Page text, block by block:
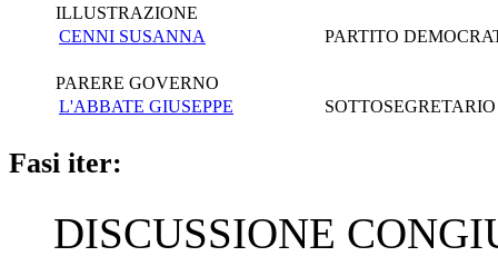
ILLUSTRAZIONE
CENNI SUSANNA
PARTITO
PARERE GOVERNO
L'ABBATE GIUSEPPE
Fasi iter:
DISCUSSIONE